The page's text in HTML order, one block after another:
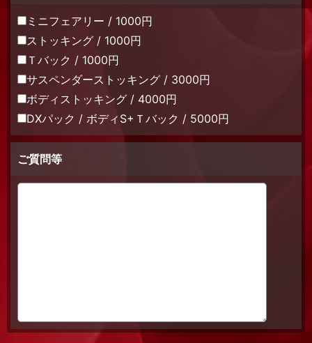
ミニフェアリー / 1000円
ストッキング / 1000円
Ｔバック / 1000円
サスペンダーストッキング / 3000円
ボディストッキング / 4000円
DXパック / ボディS+Ｔバック / 5000円
ご質問等